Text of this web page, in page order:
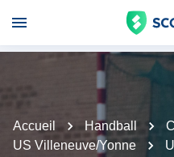
Accueil Handball
US Villeneuve/Yonne